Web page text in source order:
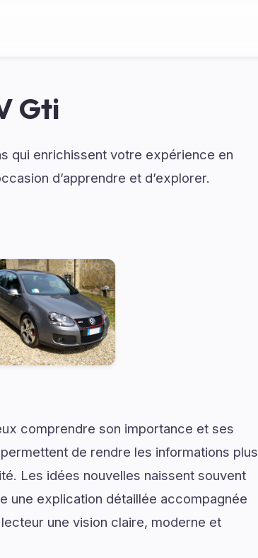
Gti
qui enrichissent votre expérience en
d’apprendre et d’explorer.
comprendre son importance et ses
de rendre les informations plus
Les idées nouvelles naissent souvent
une explication détaillée accompagnée
une vision claire, moderne et